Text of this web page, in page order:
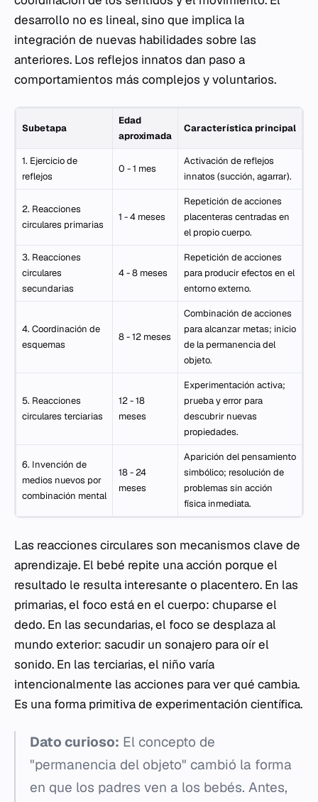
desarrollo no es lineal, sino que implica la
integración de nuevas habilidades sobre las
anteriores. Los reflejos innatos dan paso a
comportamientos más complejos y voluntarios.
Subetapa
Edad
aproximada
Característica principal
1. Ejercicio de
reflejos
0 - 1 mes
Activación de reflejos
innatos (succión, agarrar).
2. Reacciones
circulares primarias
1 - 4 meses
Repetición de acciones
placenteras centradas en
el propio cuerpo.
3. Reacciones
circulares
secundarias
4 - 8 meses
Repetición de acciones
para producir efectos en el
entorno externo.
4. Coordinación de
esquemas
8 - 12 meses
Combinación de acciones
para alcanzar metas; inicio
de la permanencia del
objeto.
5. Reacciones
circulares terciarias
12 - 18
meses
Experimentación activa;
prueba y error para
descubrir nuevas
propiedades.
6. Invención de
medios nuevos por
combinación mental
18 - 24
meses
Aparición del pensamiento
simbólico; resolución de
problemas sin acción
física inmediata.
Las reacciones circulares son mecanismos clave de
aprendizaje. El bebé repite una acción porque el
resultado le resulta interesante o placentero. En las
primarias, el foco está en el cuerpo: chuparse el
dedo. En las secundarias, el foco se desplaza al
mundo exterior: sacudir un sonajero para oír el
sonido. En las terciarias, el niño varía
intencionalmente las acciones para ver qué cambia.
Es una forma primitiva de experimentación científica.
Dato curioso: El concepto de
"permanencia del objeto" cambió la forma
en que los padres ven a los bebés. Antes,